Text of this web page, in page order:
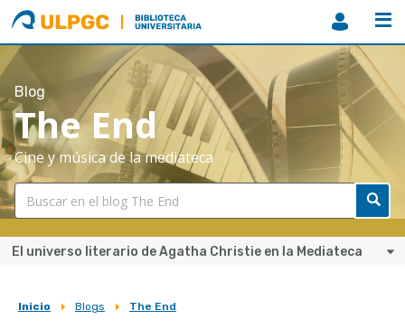
ULPGC
Biblioteca
ULPGC
Blog
The End
Cine y música de la mediateca
El universo literario de Agatha Christie en la Mediateca
Sobrescribir
Inicio Blogs The End